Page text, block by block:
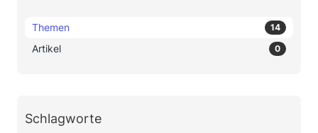
Themen 14
Artikel 0
Schlagworte